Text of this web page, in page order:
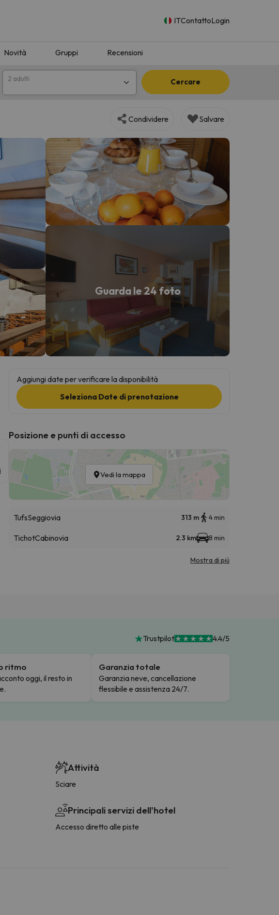
ITContattoLogin
Novità Gruppi Recensioni
2 adulti Cercare
la destinazione.
Condividere Salvare
Guarda le 24 foto
Aggiungi date per verificare la disponibilità
Seleziona Date di prenotazione
Posizione e punti di accesso
Vedi la mappa
TufsSeggiovia 313 m 4 min
TichotCabinovia 2.3 km 8 min
Mostra di più
Trustpilot 4.4/5
ritmo
oggi, il resto in
Garanzia totale
Garanzia neve, cancellazione
flessibile e assistenza 24/7.
Attività
Sciare
Principali servizi dell'hotel
Accesso diretto alle piste